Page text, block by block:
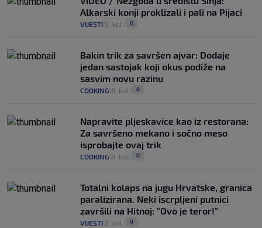
Alkarski konji proklizali i pali na Pijaci
VIJESTI 9. kol. 8
Bakin trik za savršen ajvar: Dodaje
jedan sastojak koji okus podiže na
sasvim novu razinu
COOKING 8. kol. 0
Napravite pljeskavice kao iz restorana:
Za savršeno mekano i sočno meso
isprobajte ovaj trik
COOKING 8. kol. 0
Totalni kolaps na jugu Hrvatske, granica
paralizirana. Neki iscrpljeni putnici
završili na Hitnoj: "Ovo je teror!"
VIJESTI 2. kol. 9